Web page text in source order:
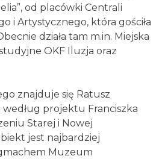
od placówki Centrali
i Artystycznego, która gościła
działa tam m.in. Miejska
OKF Iluzja oraz
znajduje się Ratusz
według projektu Franciszka
Starej i Nowej
jest najbardziej
Muzeum